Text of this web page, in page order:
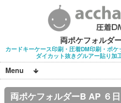
両ポケフォルダ
カードキーケース印刷・圧着DM印刷・ポ
ダイカット抜きグルアー貼り加
Menu
両ポケフォルダーB AP ６日